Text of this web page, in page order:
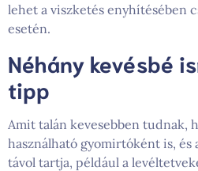
lehet a viszketés enyhítésében
esetén.
Néhány kevésbé
tipp
Amit talán kevesebben tudnak,
használható gyomirtóként is,
távol tartja, például a